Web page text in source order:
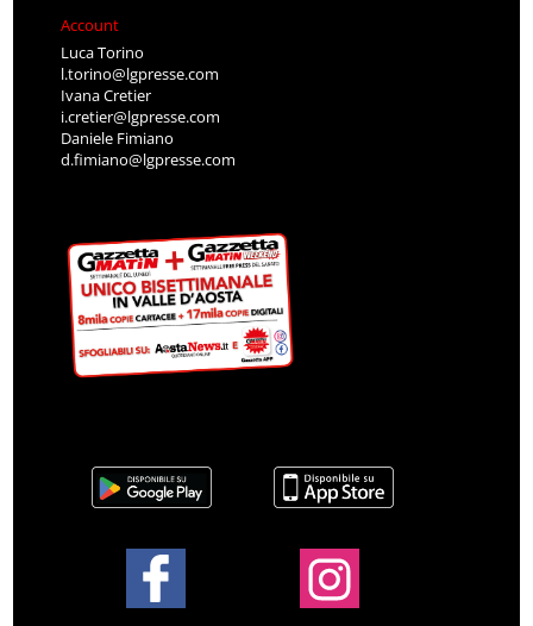
Account
Luca Torino
l.torino@lgpresse.com
Ivana Cretier
i.cretier@lgpresse.com
Daniele Fimiano
d.fimiano@lgpresse.com